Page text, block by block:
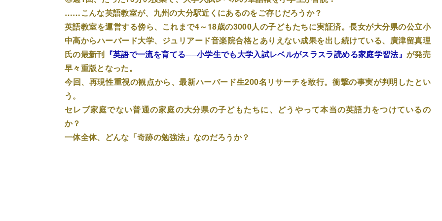
……こんな英語教室が、九州の大分駅近くにあるのをご存じだろうか？
英語教室を運営する傍ら、これまで4～18歳の3000人の子どもたちに実証済。長女が大分県の公立小
中高からハーバード大学、ジュリアード音楽院合格とありえない成果を出し続けている、廣津留真理
氏の最新刊 『英語で一流を育てる──小学生でも大学入試レベルがスラスラ読める家庭学習法』 が発売
早々重版となった。
今回、再現性重視の観点から、最新ハーバード生200名リサーチを敢行。衝撃の事実が判明したとい
う。
セレブ家庭でない普通の家庭の大分県の子どもたちに、どうやって本当の英語力をつけているの
か？
一体全体、どんな「奇跡の勉強法」なのだろうか？